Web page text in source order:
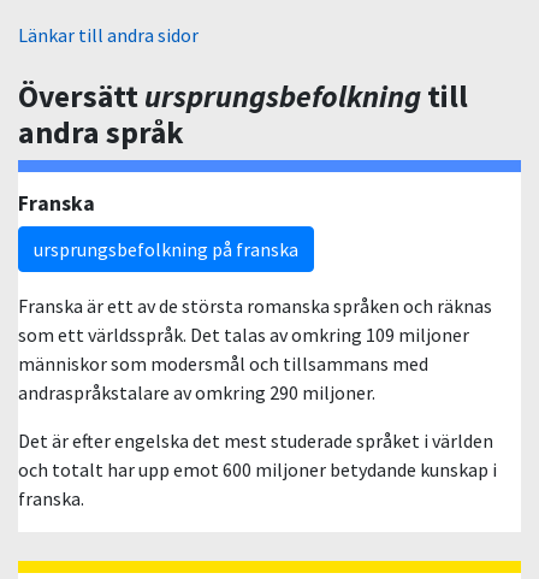
Länkar till andra sidor
Översättursprungsbefolkningtill
andra språk
Franska
ursprungsbefolkning på franska
Franska är ett av de största romanska språken och räknas
som ett världsspråk. Det talas av omkring 109 miljoner
människor som modersmål och tillsammans med
andraspråkstalare av omkring 290 miljoner.
Det är efter engelska det mest studerade språket i världen
och totalt har upp emot 600 miljoner betydande kunskap i
franska.